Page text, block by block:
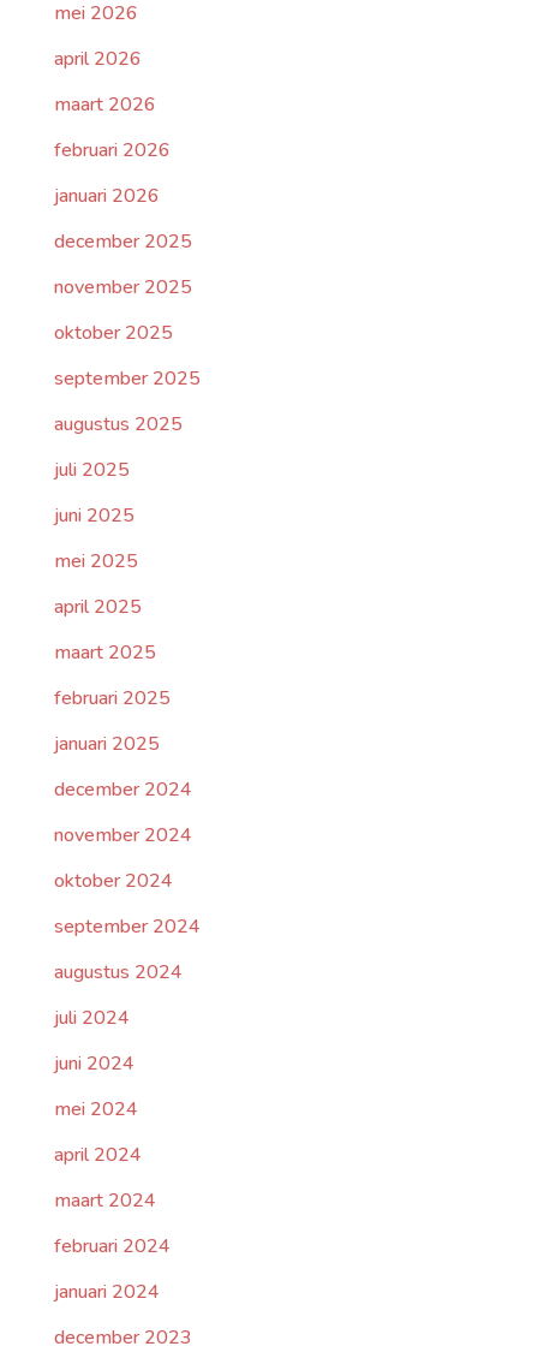
mei 2026
april 2026
maart 2026
februari 2026
januari 2026
december 2025
november 2025
oktober 2025
september 2025
augustus 2025
juli 2025
juni 2025
mei 2025
april 2025
maart 2025
februari 2025
januari 2025
december 2024
november 2024
oktober 2024
september 2024
augustus 2024
juli 2024
juni 2024
mei 2024
april 2024
maart 2024
februari 2024
januari 2024
december 2023